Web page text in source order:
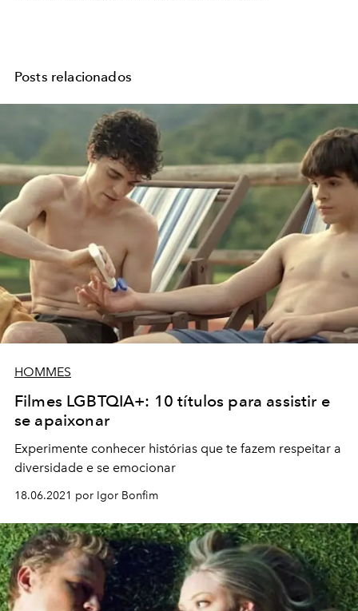
Posts relacionados
HOMMES
Filmes LGBTQIA+: 10 títulos para assistir e
se apaixonar
Experimente conhecer histórias que te fazem respeitar a
diversidade e se emocionar
18.06.2021 por Igor Bonfim